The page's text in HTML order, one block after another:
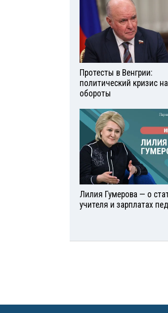
Протесты в Венгрии:
политический кризис
обороты
Лилия Гумерова — о
учителя и зарплатах